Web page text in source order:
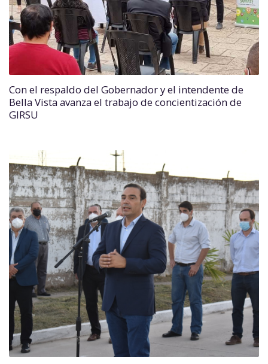
Con el respaldo del Gobernador y el intendente de
Bella Vista avanza el trabajo de concientización de
GIRSU